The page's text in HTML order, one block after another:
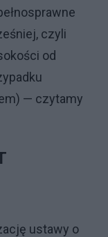
czyli
od
— czytamy
ustawy o